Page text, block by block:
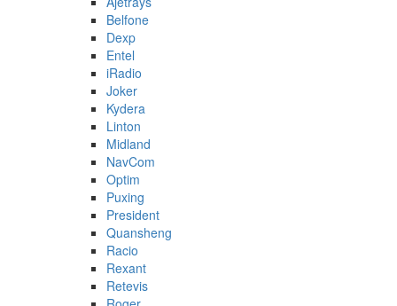
Belfone
Dexp
Entel
iRadio
Joker
Kydera
Linton
Midland
NavCom
Optim
Puxing
President
Quansheng
Racio
Rexant
Retevis